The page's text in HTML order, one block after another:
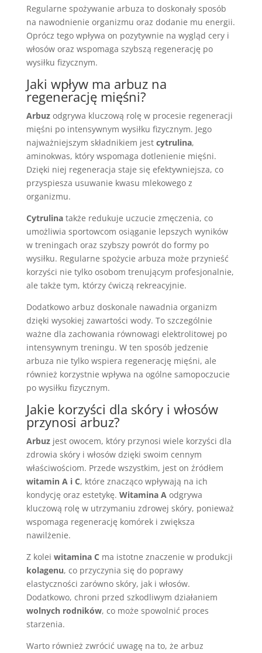
Regularne spożywanie arbuza to doskonały sposób
na nawodnienie organizmu oraz dodanie mu energii.
Oprócz tego wpływa on pozytywnie na wygląd cery i
włosów oraz wspomaga szybszą regenerację po
wysiłku fizycznym.
Jaki wpływ ma arbuz na
regenerację mięśni?
Arbuzodgrywa kluczową rolę w procesie regeneracji
mięśni po intensywnym wysiłku fizycznym. Jego
najważniejszym składnikiem jest cytrulina,
aminokwas, który wspomaga dotlenienie mięśni.
Dzięki niej regeneracja staje się efektywniejsza, co
przyspiesza usuwanie kwasu mlekowego z
organizmu.
Cytrulinatakże redukuje uczucie zmęczenia, co
umożliwia sportowcom osiąganie lepszych wyników
w treningach oraz szybszy powrót do formy po
wysiłku. Regularne spożycie arbuza może przynieść
korzyści nie tylko osobom trenującym profesjonalnie,
ale także tym, którzy ćwiczą rekreacyjnie.
Dodatkowo arbuz doskonale nawadnia organizm
dzięki wysokiej zawartości wody. To szczególnie
ważne dla zachowania równowagi elektrolitowej po
intensywnym treningu. W ten sposób jedzenie
arbuza nie tylko wspiera regenerację mięśni, ale
również korzystnie wpływa na ogólne samopoczucie
po wysiłku fizycznym.
Jakie korzyści dla skóry i włosów
przynosi arbuz?
Arbuzjest owocem, który przynosi wiele korzyści dla
zdrowia skóry i włosów dzięki swoim cennym
właściwościom. Przede wszystkim, jest on źródłem
witamin A i C, które znacząco wpływają na ich
kondycję oraz estetykę. Witamina Aodgrywa
kluczową rolę w utrzymaniu zdrowej skóry, ponieważ
wspomaga regenerację komórek i zwiększa
nawilżenie.
Z kolei witamina C ma istotne znaczenie w produkcji
kolagenu, co przyczynia się do poprawy
elastyczności zarówno skóry, jak i włosów.
Dodatkowo, chroni przed szkodliwym działaniem
wolnych rodników, co może spowolnić proces
starzenia.
Warto również zwrócić uwagę na to, że arbuz